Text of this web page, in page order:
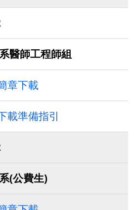
醫師工程師組
章下載
載準備指引
(公費生)